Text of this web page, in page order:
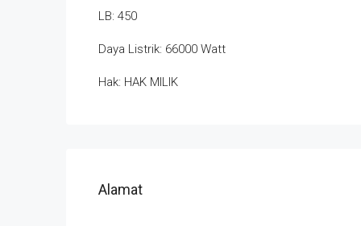
LB: 450
Daya Listrik: 66000 Watt
Hak: HAK MILIK
Alamat